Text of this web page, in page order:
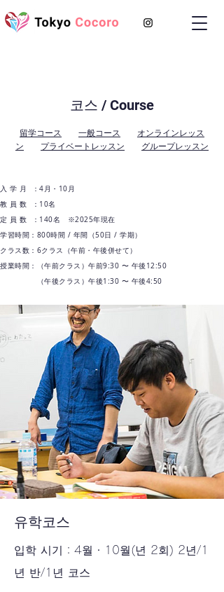
코스 / Course
留学コース 一般コース
オンラインレッス
ン
プライベートレッスン グループレッスン
入 学 月 ：4月・10月
教 員 数 ：10名
定 員 数 ：140名 ※2025年現在
学習時間：800時間 / 年間（50日 / 学期）​
​クラス数： 6クラス（午前・午後併せて）
授業時間：（午前クラス）午前9:30 〜 午後12:50
（午後クラス）午後1:30 〜 午後4:50
유학코스
입학 시기：4월・10월(년 2회) 2년/1
년 반/1년 코스